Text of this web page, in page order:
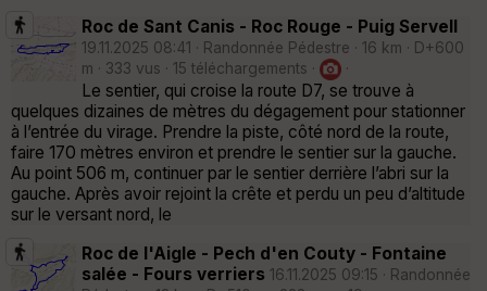
Roc de Sant Canis - Roc Rouge - Puig Servell
19.11.2025 08:41 · Randonnée Pédestre · 16 km · D+600
m · 333 vus · 15 téléchargements ·
·
Le sentier, qui croise la route D7, se trouve à
quelques dizaines de mètres du dégagement pour stationner
à l’entrée du virage. Prendre la piste, côté nord de la route,
faire 170 mètres environ et prendre le sentier sur la gauche.
Au point 506 m, continuer par le sentier derrière l’abri sur la
gauche. Après avoir rejoint la crête et perdu un peu d’altitude
sur le versant nord, le
Roc de l'Aigle - Pech d'en Couty - Fontaine
salée - Fours verriers 16.11.2025 09:15 · Randonnée